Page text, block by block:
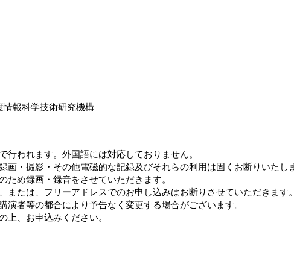
報科学技術研究機構
行われます。外国語には対応しておりません。
画・撮影・その他電磁的な記録及びそれらの利用は固くお断りいたし
ため録画・録音をさせていただきます。
または、フリーアドレスでのお申し込みはお断りさせていただきます。
演者等の都合により予告なく変更する場合がございます。
上、お申込みください。